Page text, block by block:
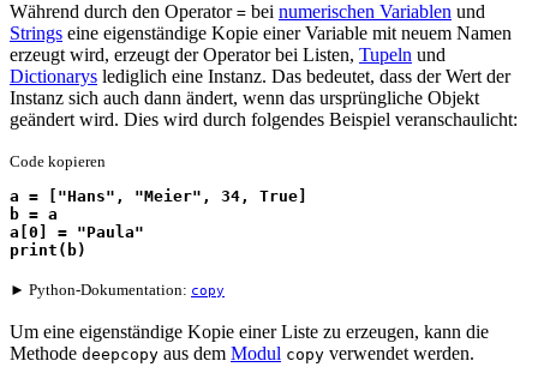
Während durch den Operator = bei numerischen Variablen und
Strings eine eigenständige Kopie einer Variable mit neuem Namen
erzeugt wird, erzeugt der Operator bei Listen, Tupeln und
Dictionarys lediglich eine Instanz. Das bedeutet, dass der Wert der
Instanz sich auch dann ändert, wenn das ursprüngliche Objekt
geändert wird. Dies wird durch folgendes Beispiel veranschaulicht:
Code kopieren
a = ["Hans", "Meier", 34, True]
b = a
a[0] = "Paula"
print(b)
► Python-Dokumentation: copy
Um eine eigenständige Kopie einer Liste zu erzeugen, kann die
Methode deepcopy aus dem Modul copy verwendet werden.